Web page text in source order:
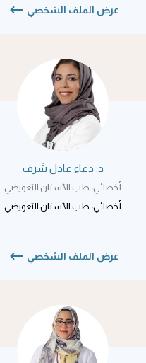
عرض الملف الشخصي
د. دعاء عادل شرف
أخصائي، طب الأسنان التعويضي
أخصائي، طب الأسنان التعويضي
عرض الملف الشخصي